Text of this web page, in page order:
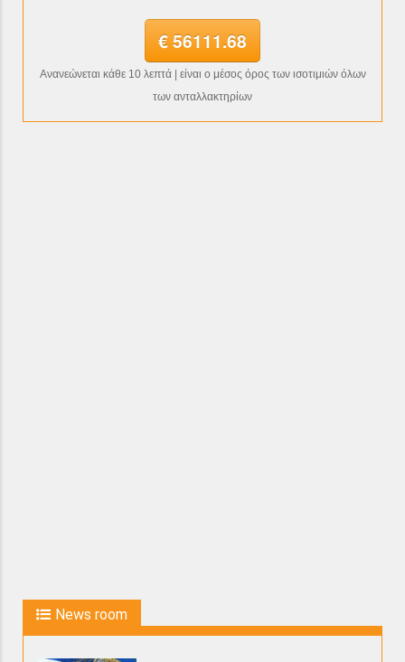
€ 56111.68
Ανανεώνεται κάθε 10 λεπτά | είναι ο μέσος όρος των ισοτιμιών όλων
των ανταλλακτηρίων
News room